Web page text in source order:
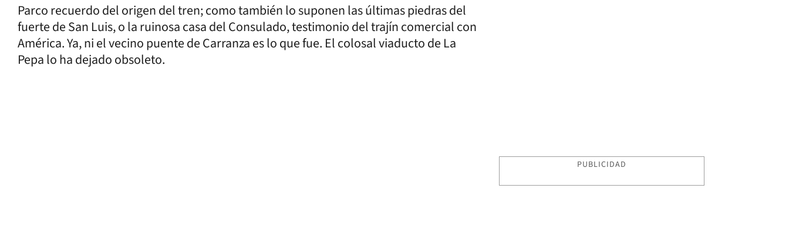
Parco recuerdo del origen del tren; como también lo suponen las últimas piedras del
fuerte de San Luis, o la ruinosa casa del Consulado, testimonio del trajín comercial con
América. Ya, ni el vecino puente de Carranza es lo que fue. El colosal viaducto de La
Pepa lo ha dejado obsoleto.
PUBLICIDAD